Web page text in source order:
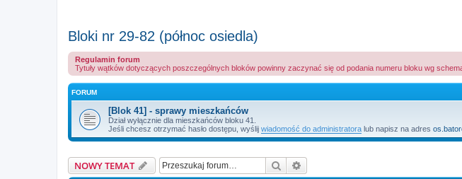
Bloki nr 29-82 (północ osiedla)
Regulamin forum
Tytuły wątków dotyczących poszczególnych bloków powinny zaczynać się od podania numeru bloku wg
FORUM
[Blok 41] - sprawy mieszkańców
Dział wyłącznie dla mieszkańców bloku 41.
Jeśli chcesz otrzymać hasło dostępu, wyślij wiadomość do administratora lub napisz na adres
NOWY TEMAT Szukaj